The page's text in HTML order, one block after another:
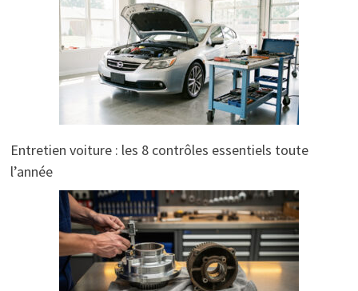
Entretien voiture : les 8 contrôles essentiels toute
l’année